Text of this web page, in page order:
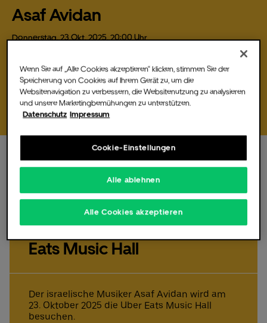
Fotos & Videos
Deutsch English
Asaf Avidan
Donnerstag,23Okt.2025,20:00 Uhr
Der israelische Musiker Asaf Avidan wird am 23. Oktober 2025 die
Uber Eats Music Hall besuchen. Tickets…
Tickets bestellen
Okt2025,20:00 Uhr
Uhr
Asaf Avidan live in der Uber
Eats Music Hall
Der israelische Musiker Asaf Avidan wird am
23. Oktober 2025 die Uber Eats Music Hall
besuchen.
Wenn Sie auf „Alle Cookies akzeptieren“ klicken, stimmen Sie der
Speicherung von Cookies auf Ihrem Gerät zu, um die
Websitenavigation zu verbessern, die Websitenutzung zu analysieren
und unsere Marketingbemühungen zu unterstützen.
Datenschutz Impressum
Cookie-Einstellungen
Alle ablehnen
Alle Cookies akzeptieren